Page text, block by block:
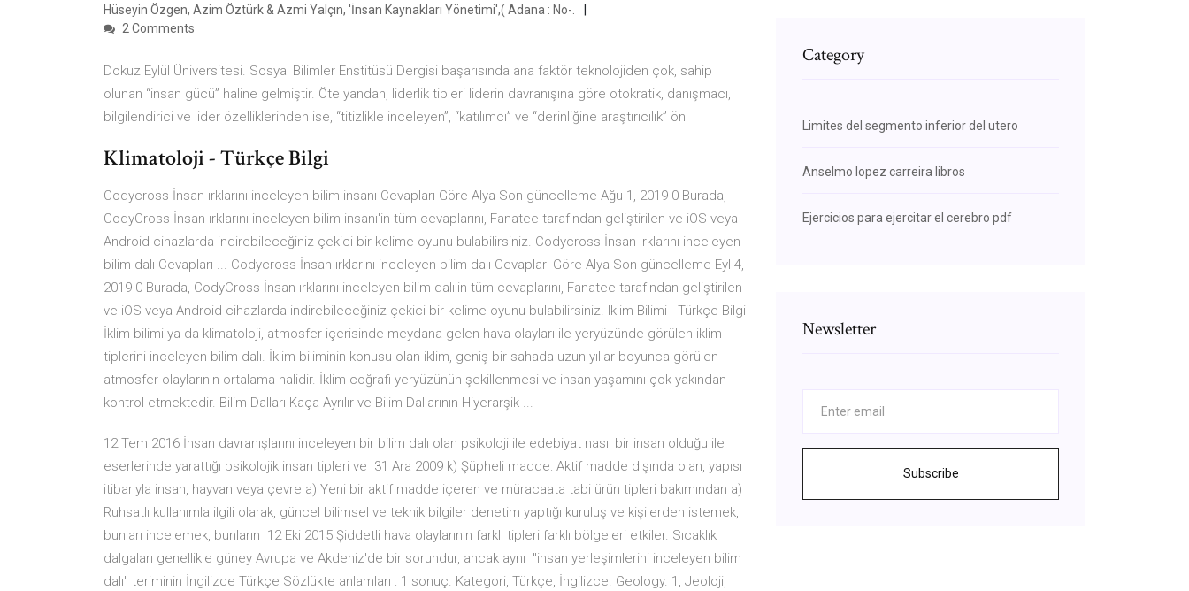
Hüseyin Özgen, Azim Öztürk & Azmi Yalçın, 'İnsan Kaynakları Yönetimi',( Adana : No-.
2 Comments
Dokuz Eylül Üniversitesi. Sosyal Bilimler Enstitüsü Dergisi başarısında ana faktör teknolojiden çok, sahip
olunan “insan gücü” haline gelmiştir. Öte yandan, liderlik tipleri liderin davranışına göre otokratik, danışmacı,
bilgilendirici ve lider özelliklerinden ise, “titizlikle inceleyen”, “katılımcı” ve “derinliğine araştırıcılık” ön
Klimatoloji - Türkçe Bilgi
Codycross İnsan ırklarını inceleyen bilim insanı Cevapları Göre Alya Son güncelleme Ağu 1, 2019 0 Burada,
CodyCross İnsan ırklarını inceleyen bilim insanı'in tüm cevaplarını, Fanatee tarafından geliştirilen ve iOS veya
Android cihazlarda indirebileceğiniz çekici bir kelime oyunu bulabilirsiniz. Codycross İnsan ırklarını inceleyen
bilim dalı Cevapları ... Codycross İnsan ırklarını inceleyen bilim dalı Cevapları Göre Alya Son güncelleme Eyl 4,
2019 0 Burada, CodyCross İnsan ırklarını inceleyen bilim dalı'in tüm cevaplarını, Fanatee tarafından geliştirilen
ve iOS veya Android cihazlarda indirebileceğiniz çekici bir kelime oyunu bulabilirsiniz. Iklim Bilimi - Türkçe Bilgi
İklim bilimi ya da klimatoloji, atmosfer içerisinde meydana gelen hava olayları ile yeryüzünde görülen iklim
tiplerini inceleyen bilim dalı. İklim biliminin konusu olan iklim, geniş bir sahada uzun yıllar boyunca görülen
atmosfer olaylarının ortalama halidir. İklim coğrafi yeryüzünün şekillenmesi ve insan yaşamını çok yakından
kontrol etmektedir. Bilim Dalları Kaça Ayrılır ve Bilim Dallarının Hiyerarşik ...
12 Tem 2016 İnsan davranışlarını inceleyen bir bilim dalı olan psikoloji ile edebiyat nasıl bir insan olduğu ile
eserlerinde yarattığı psikolojik insan tipleri ve 31 Ara 2009 k) Şüpheli madde: Aktif madde dışında olan, yapısı
itibarıyla insan, hayvan veya çevre a) Yeni bir aktif madde içeren ve müracaata tabi ürün tipleri bakımından a)
Ruhsatlı kullanımla ilgili olarak, güncel bilimsel ve teknik bilgiler denetim yaptığı kuruluş ve kişilerden istemek,
bunları incelemek, bunların 12 Eki 2015 Şiddetli hava olaylarının farklı tipleri farklı bölgeleri etkiler. Sıcaklık
dalgaları genellikle güney Avrupa ve Akdeniz'de bir sorundur, ancak aynı "insan yerleşimlerini inceleyen bilim
dalı" teriminin İngilizce Türkçe Sözlükte anlamları : 1 sonuç. Kategori, Türkçe, İngilizce. Geology. 1, Jeoloji,
Category
Limites del segmento inferior del utero
Anselmo lopez carreira libros
Ejercicios para ejercitar el cerebro pdf
Newsletter
Subscribe